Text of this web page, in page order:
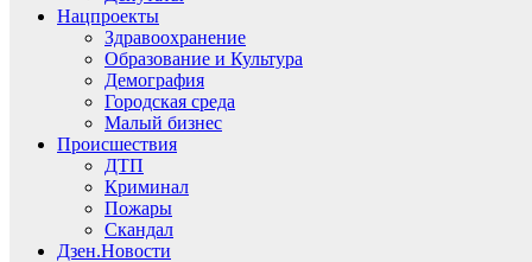
Нацпроекты
Здравоохранение
Образование и Культура
Демография
Городская среда
Малый бизнес
Происшествия
ДТП
Криминал
Пожары
Скандал
Дзен.Новости